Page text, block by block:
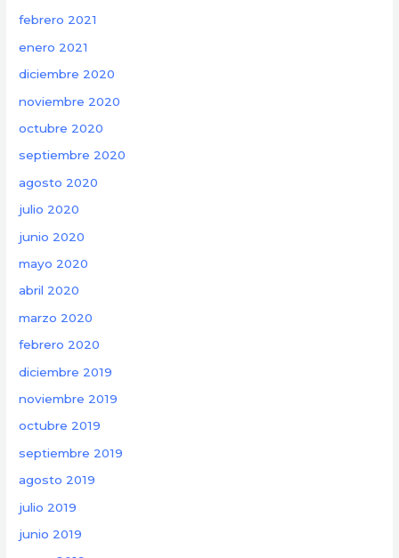
febrero 2021
enero 2021
diciembre 2020
noviembre 2020
octubre 2020
septiembre 2020
agosto 2020
julio 2020
junio 2020
mayo 2020
abril 2020
marzo 2020
febrero 2020
diciembre 2019
noviembre 2019
octubre 2019
septiembre 2019
agosto 2019
julio 2019
junio 2019